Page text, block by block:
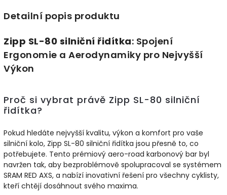
Detailní popis produktu
Zipp SL-80 silniční řidítka: Spojení
Ergonomie a Aerodynamiky pro Nejvyšší
Výkon
Proč si vybrat právě Zipp SL-80 silniční
řidítka?
Pokud hledáte nejvyšší kvalitu, výkon a komfort pro vaše
silniční kolo, Zipp SL-80 silniční řidítka jsou přesně to, co
potřebujete. Tento prémiový aero-road karbonový bar byl
navržen tak, aby bezproblémově spolupracoval se systémem
SRAM RED AXS, a nabízí inovativní řešení pro všechny cyklisty,
kteří chtějí dosáhnout svého maxima.